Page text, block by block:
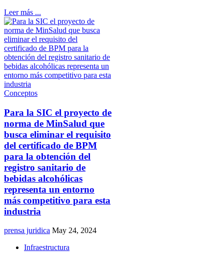
Leer más ...
Conceptos
Para la SIC el proyecto de
norma de MinSalud que
busca eliminar el requisito
del certificado de BPM
para la obtención del
registro sanitario de
bebidas alcohólicas
representa un entorno
más competitivo para esta
industria
prensa juridica May 24, 2024
Infraestructura